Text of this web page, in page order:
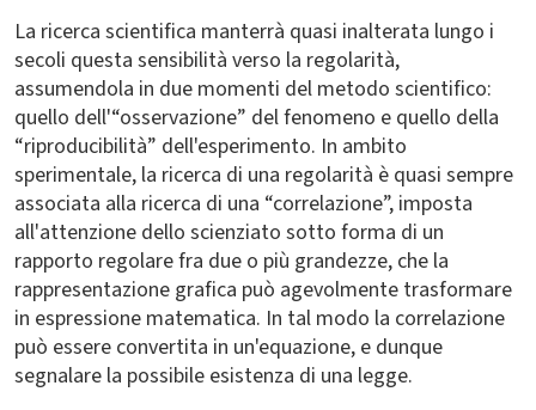
La ricerca scientifica manterrà quasi inalterata lungo i
secoli questa sensibilità verso la regolarità,
assumendola in due momenti del metodo scientifico:
quello dell'“osservazione” del fenomeno e quello della
“riproducibilità” dell'esperimento. In ambito
sperimentale, la ricerca di una regolarità è quasi sempre
associata alla ricerca di una “correlazione”, imposta
all'attenzione dello scienziato sotto forma di un
rapporto regolare fra due o più grandezze, che la
rappresentazione grafica può agevolmente trasformare
in espressione matematica. In tal modo la correlazione
può essere convertita in un'equazione, e dunque
segnalare la possibile esistenza di una legge.